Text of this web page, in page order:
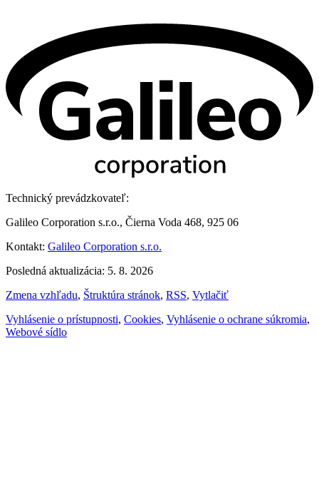
Technický prevádzkovateľ:
Galileo Corporation s.r.o., Čierna Voda 468, 925 06
Kontakt: Galileo Corporation s.r.o.
Posledná aktualizácia: 5. 8. 2026
Zmena vzhľadu, Štruktúra stránok, RSS, Vytlačiť
Vyhlásenie o prístupnosti, Cookies, Vyhlásenie o ochrane súkromia,
Webové sídlo